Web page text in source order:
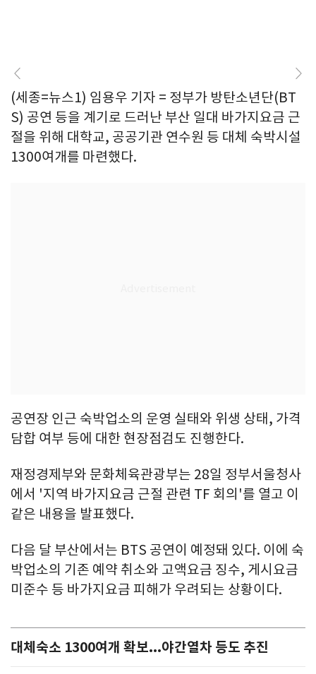
(세종=뉴스1) 임용우 기자 = 정부가 방탄소년단(BT
S) 공연 등을 계기로 드러난 부산 일대 바가지요금 근
절을 위해 대학교, 공공기관 연수원 등 대체 숙박시설
1300여개를 마련했다.
공연장 인근 숙박업소의 운영 실태와 위생 상태, 가격
담합 여부 등에 대한 현장점검도 진행한다.
재정경제부와 문화체육관광부는 28일 정부서울청사
에서 '지역 바가지요금 근절 관련 TF 회의'를 열고 이
같은 내용을 발표했다.
다음 달 부산에서는 BTS 공연이 예정돼 있다. 이에 숙
박업소의 기존 예약 취소와 고액요금 징수, 게시요금
미준수 등 바가지요금 피해가 우려되는 상황이다.
대체숙소 1300여개 확보...야간열차 등도 추진